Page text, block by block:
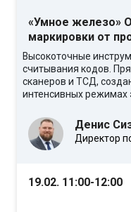
«Умное железо»
маркировки от
Высокоточные
считывания кодов.
сканеров и ТСД,
интенсивных режимах
Денис
Директор
19.02. 11:00-12:00